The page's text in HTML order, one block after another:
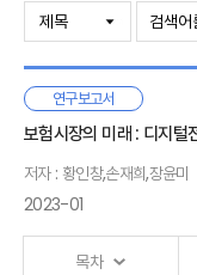
변화하였다. (ⅲ) 페널
작성자 불이익 원칙
오히려 약관의 가독
축소하거나, 보험료
있다. (ⅳ) 자동차보험
가입한 보험의 경우,
못지않게 이를 적정하
중요한 현안이 되고 있다.
작성자 불이익 원칙 자
보험의 단체성 등
1. 연구 배경
2. 선행연구
3. 연구내용
Ⅱ. 계약 및 약관 해석
2. 계약 해석 기준
3. 약관 해석 기준
4. 보험약관 해석 기준
연구보고서
보험시장의 미래 : 디지털
저자 : 황인창,손재희,장윤미
2023-01
목차